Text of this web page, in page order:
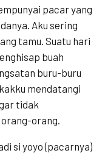
pacar yang
Aku sering
tamu. Suatu hari
buah
buru-buru
mendatangi
tidak
orang.
si yoyo (pacarnya)